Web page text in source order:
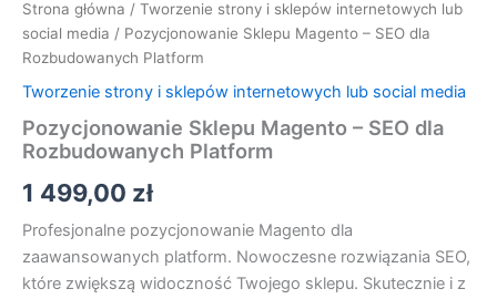
Strona główna / Tworzenie strony i sklepów internetowych lub
social media / Pozycjonowanie Sklepu Magento – SEO dla
Rozbudowanych Platform
Tworzenie strony i sklepów internetowych lub social media
Pozycjonowanie Sklepu Magento – SEO dla
Rozbudowanych Platform
1 499,00 zł
Profesjonalne pozycjonowanie Magento dla
zaawansowanych platform. Nowoczesne rozwiązania SEO,
które zwiększą widoczność Twojego sklepu. Skutecznie i z